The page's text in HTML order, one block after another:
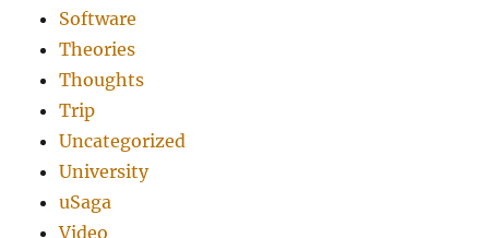
Software
Theories
Thoughts
Trip
Uncategorized
University
uSaga
Video